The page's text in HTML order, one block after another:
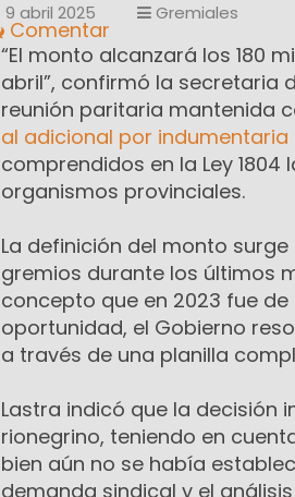
9 abril 2025 Gremiales
Comentar
“El monto alcanzará los 180
abril”, confirmó la secretaria
reunión paritaria mantenida
al adicional por indumentaria
comprendidos en la Ley 1804
organismos provinciales.
La definición del monto
gremios durante los últimos
concepto que en 2023 fue de
oportunidad, el Gobierno
a través de una planilla
Lastra indicó que la decisión
rionegrino, teniendo en
bien aún no se había
demanda sindical y el